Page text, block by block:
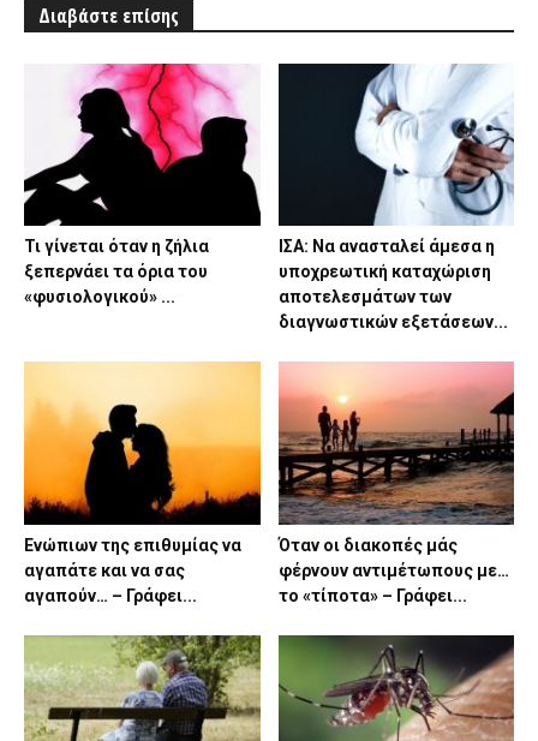
Διαβάστε επίσης
Τι γίνεται όταν η ζήλια
ξεπερνάει τα όρια του
«φυσιολογικού» ...
ΙΣΑ: Να ανασταλεί άμεσα η
υποχρεωτική καταχώριση
αποτελεσμάτων των
διαγνωστικών εξετάσεων...
Ενώπιων της επιθυμίας να
αγαπάτε και να σας
αγαπούν… – Γράφει...
Όταν οι διακοπές μάς
φέρνουν αντιμέτωπους με…
το «τίποτα» – Γράφει...